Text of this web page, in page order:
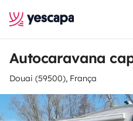
Autocaravana
Douai (59500), França